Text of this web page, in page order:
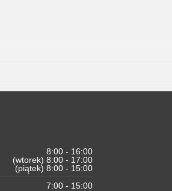
8:00 - 16:00
(wtorek) 8:00 - 17:00
(piątek) 8:00 - 15:00
7:00 - 15:00